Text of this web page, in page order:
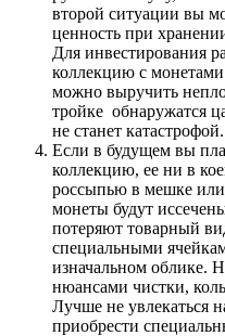
второй ситуации вы
ценность при
Для инвестирования
коллекцию с
можно выручить
тройке обнаружатся
не станет катастрофой.
Если в будущем вы
коллекцию, ее ни в
россыпью в мешке или
монеты будут
потеряют товарный
специальными
изначальном облике.
нюансами чистки,
Лучше не увлекаться
приобрести